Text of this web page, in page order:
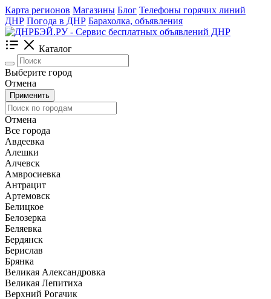
Карта регионов Магазины Блог Телефоны горячих линий
ДНР Погода в ДНР Барахолка, объявления
Каталог
Выберите город
Отмена
Применить
Отмена
Все города
Авдеевка
Алешки
Алчевск
Амвросиевка
Антрацит
Артемовск
Белицкое
Белозерка
Беляевка
Бердянск
Берислав
Брянка
Великая Александровка
Великая Лепитиха
Верхний Рогачик